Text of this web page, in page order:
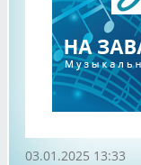
03.01.2025 13:33